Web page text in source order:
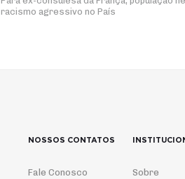
racismo agressivo no País
NOSSOS CONTATOS
Fale Conosco Sobre